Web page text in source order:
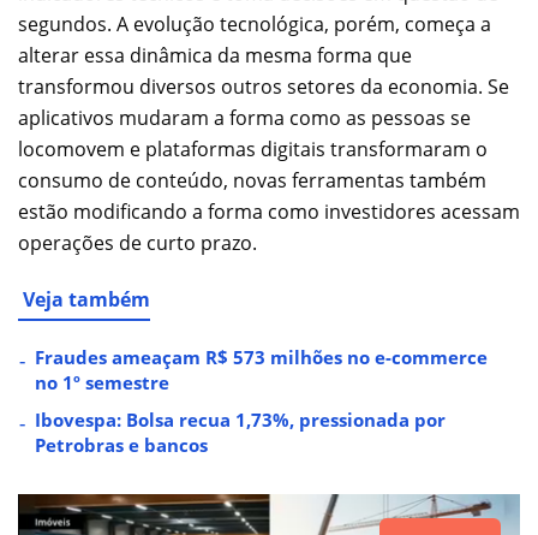
segundos. A evolução tecnológica, porém, começa a
alterar essa dinâmica da mesma forma que
transformou diversos outros setores da economia. Se
aplicativos mudaram a forma como as pessoas se
locomovem e plataformas digitais transformaram o
consumo de conteúdo, novas ferramentas também
estão modificando a forma como investidores acessam
operações de curto prazo.
Veja também
Fraudes ameaçam R$ 573 milhões no e-commerce
no 1º semestre
Ibovespa: Bolsa recua 1,73%, pressionada por
Petrobras e bancos